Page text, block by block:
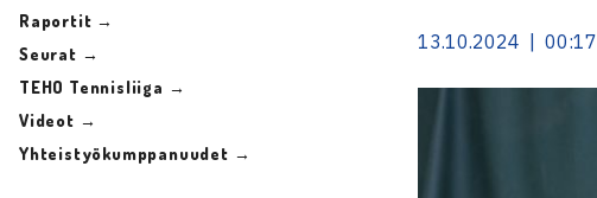
Raportit →
Seurat →
TEHO Tennisliiga →
Videot →
Yhteistyökumppanuudet →
13.10.2024 | 00:17